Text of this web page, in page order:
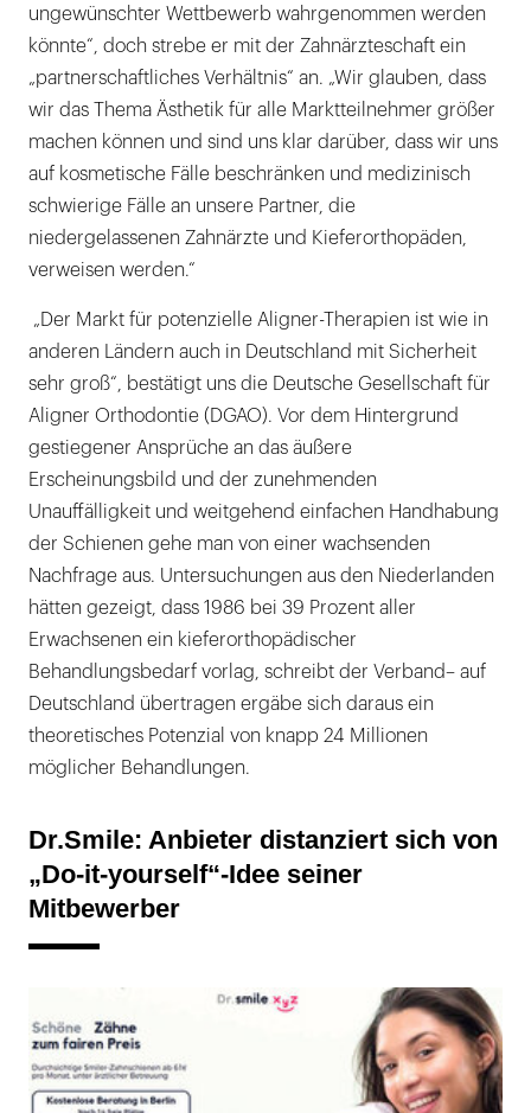
ungewünschter Wettbewerb wahrgenommen werden
könnte“, doch strebe er mit der Zahnärzteschaft ein
„partnerschaftliches Verhältnis“ an. „Wir glauben, dass
wir das Thema Ästhetik für alle Marktteilnehmer größer
machen können und sind uns klar darüber, dass wir uns
auf kosmetische Fälle beschränken und medizinisch
schwierige Fälle an unsere Partner, die
niedergelassenen Zahnärzte und Kieferorthopäden,
verweisen werden.“
„Der Markt für potenzielle Aligner-Therapien ist wie in
anderen Ländern auch in Deutschland mit Sicherheit
sehr groß“, bestätigt uns die Deutsche Gesellschaft für
Aligner Orthodontie (DGAO). Vor dem Hintergrund
gestiegener Ansprüche an das äußere
Erscheinungsbild und der zunehmenden
Unauffälligkeit und weitgehend einfachen Handhabung
der Schienen gehe man von einer wachsenden
Nachfrage aus. Untersuchungen aus den Niederlanden
hätten gezeigt, dass 1986 bei 39 Prozent aller
Erwachsenen ein kieferorthopädischer
Behandlungsbedarf vorlag, schreibt der Verband– auf
Deutschland übertragen ergäbe sich daraus ein
theoretisches Potenzial von knapp 24 Millionen
möglicher Behandlungen.
Dr.Smile: Anbieter distanziert sich von
„Do-it-yourself“-Idee seiner
Mitbewerber